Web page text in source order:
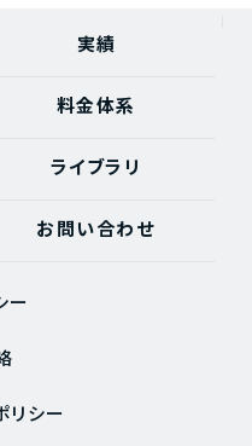
実績
料金体系
ライブラリ
お問い合わせ
ー
リシー